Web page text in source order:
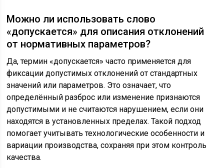
Можно ли использовать слово
«допускается» для описания отклонений
от нормативных параметров?
Да, термин «допускается» часто применяется для
фиксации допустимых отклонений от стандартных
значений или параметров. Это означает, что
определённый разброс или изменение признаются
допустимыми и не считаются нарушением, если они
находятся в установленных пределах. Такой подход
помогает учитывать технологические особенности и
вариации производства, сохраняя при этом контроль
качества.